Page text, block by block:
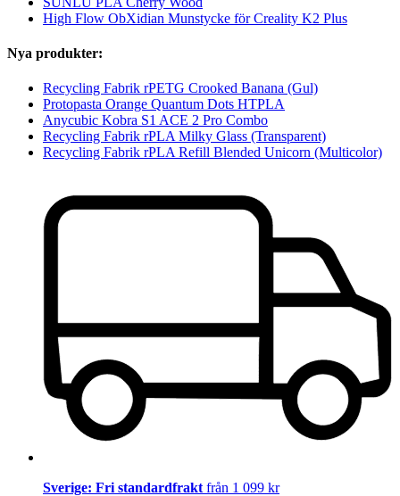
High Flow ObXidian Munstycke för Creality K2 Plus
Nya produkter:
Recycling Fabrik rPETG Crooked Banana (Gul)
Protopasta Orange Quantum Dots HTPLA
Anycubic Kobra S1 ACE 2 Pro Combo
Recycling Fabrik rPLA Milky Glass (Transparent)
Recycling Fabrik rPLA Refill Blended Unicorn (Multicolor)
Sverige: Fri standardfrakt från 1 099 kr